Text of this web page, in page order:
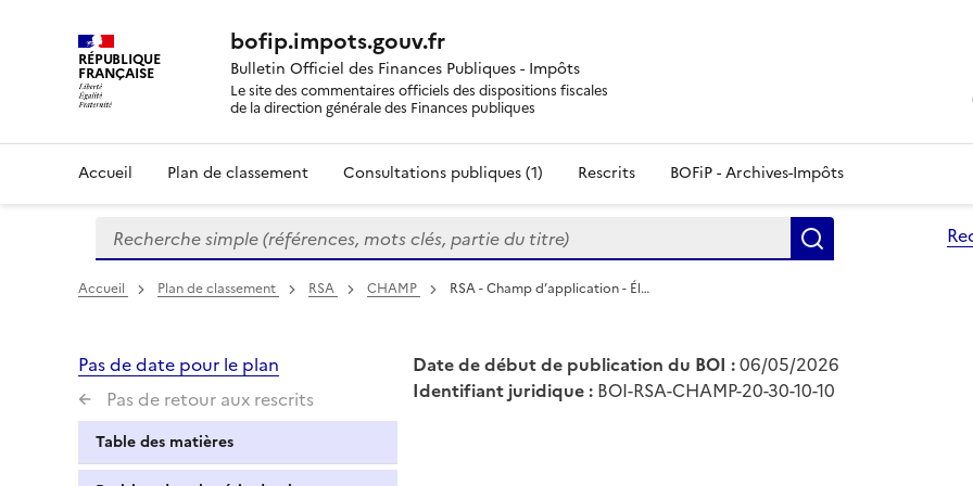
RÉPUBLIQUE
FRANÇAISE
bofip.impots.gouv.fr
Bulletin Officiel des Finances Publiques - Impôts
Le site des commentaires officiels des dispositions fiscales
de la direction générale des Finances publiques
Accueil Plan de classement Consultations publiques (1) Rescrits BOFiP - Archives-Impôts
Formulaire
de
recherche
Recherche simple (références, mots clés, partie du titre)
Accueil Plan de classement RSA CHAMP RSA - Champ d’application - Él…
Pas de date pour le plan
Pas de retour aux rescrits
Table des matières
Date de début de publication du BOI :06/05/2026
Identifiant juridique : BOI-RSA-CHAMP-20-30-10-10